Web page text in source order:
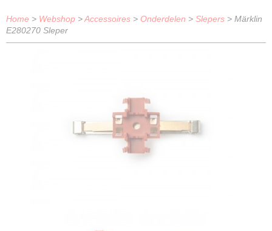
Home > Webshop >Accessoires > Onderdelen > Slepers > Märklin
E280270 Sleper